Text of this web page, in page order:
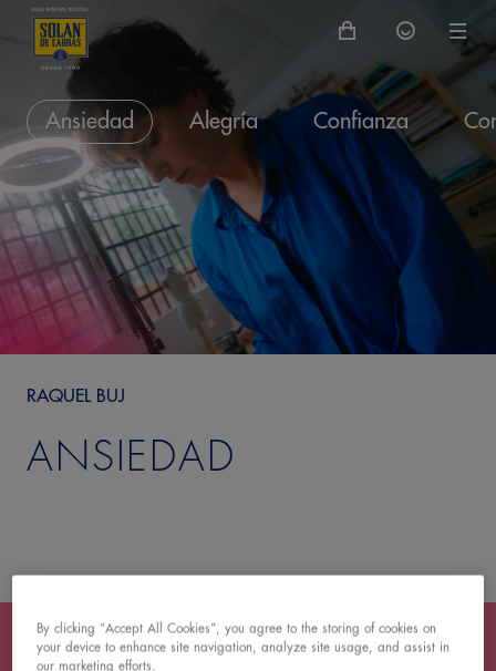
Ansiedad Alegría Confianza
RAQUEL BUJ
ANSIEDAD
By clicking “Accept All Cookies”, you agree to the storing of cookies on
your device to enhance site navigation, analyze site usage, and assist in
our marketing efforts.